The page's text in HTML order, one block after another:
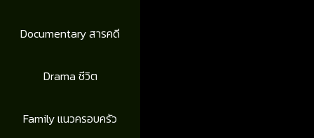
Documentary สารคดี
Drama ชีวิต
Family แนวครอบครัว